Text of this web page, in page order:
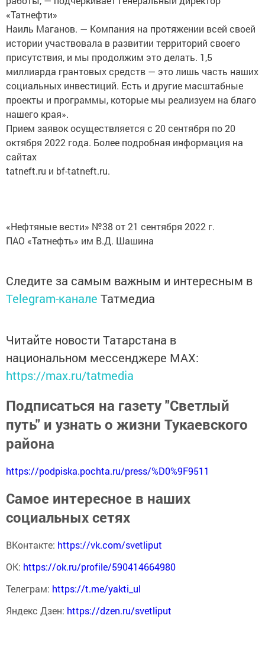
«Татнефти»
Наиль Маганов. — Компания на протяжении всей своей
истории участвовала в развитии территорий своего
присутствия, и мы продолжим это делать. 1,5
миллиарда грантовых средств — это лишь часть наших
социальных инвестиций. Есть и другие масштабные
проекты и программы, которые мы реализуем на благо
нашего края».
Прием заявок осуществляется с 20 сентября по 20
октября 2022 года. Более подробная информация на
сайтах
tatneft.ru и bf-tatneft.ru.
«Нефтяные вести» №38 от 21 сентября 2022 г.
ПАО «Татнефть» им В.Д. Шашина
Следите за самым важным и интересным в
Telegram-канале Татмедиа
Читайте новости Татарстана в
национальном мессенджере MАХ:
https://max.ru/tatmedia
Подписаться на газету "Светлый
путь" и узнать о жизни Тукаевского
района
https://podpiska.pochta.ru/press/%D0%9F9511
Самое интересное в наших
социальных сетях
ВКонтакте: https://vk.com/svetliput
ОК: https://ok.ru/profile/590414664980
Телеграм: https://t.me/yakti_ul
Яндекс Дзен: https://dzen.ru/svetliput